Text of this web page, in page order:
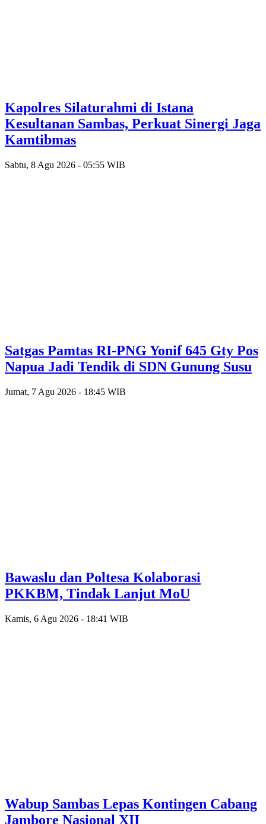
‎Kapolres Silaturahmi di Istana
Kesultanan Sambas, Perkuat Sinergi Jaga
Kamtibmas
Sabtu, 8 Agu 2026 - 05:55 WIB
Satgas Pamtas RI-PNG Yonif 645 Gty Pos
Napua Jadi Tendik di SDN Gunung Susu
Jumat, 7 Agu 2026 - 18:45 WIB
Bawaslu dan Poltesa Kolaborasi
PKKBM, Tindak Lanjut MoU
Kamis, 6 Agu 2026 - 18:41 WIB
Wabup Sambas Lepas Kontingen Cabang
Jambore Nasional XII